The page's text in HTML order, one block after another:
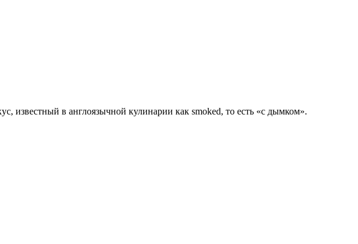
известный в англоязычной кулинарии как smoked, то есть «с дымком».